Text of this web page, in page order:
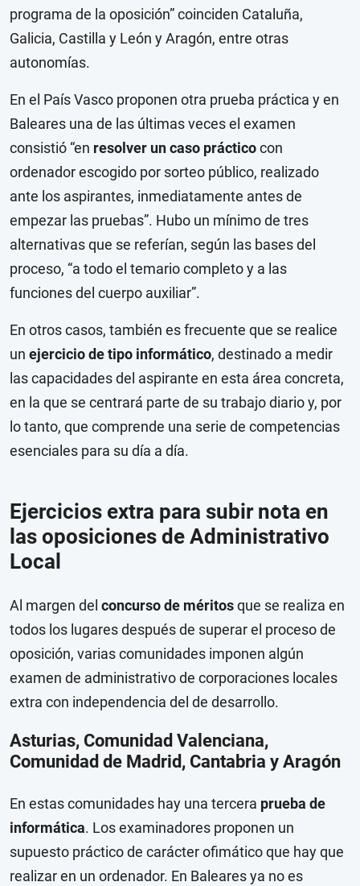
programa de la oposición” coinciden Cataluña,
Galicia, Castilla y León y Aragón, entre otras
autonomías.
En el País Vasco proponen otra prueba práctica y en
Baleares una de las últimas veces el examen
consistió “en resolver un caso prácticocon
ordenador escogido por sorteo público, realizado
ante los aspirantes, inmediatamente antes de
empezar las pruebas”. Hubo un mínimo de tres
alternativas que se referían, según las bases del
proceso, “a todo el temario completo y a las
funciones del cuerpo auxiliar”.
En otros casos, también es frecuente que se realice
un ejercicio de tipo informático, destinado a medir
las capacidades del aspirante en esta área concreta,
en la que se centrará parte de su trabajo diario y, por
lo tanto, que comprende una serie de competencias
esenciales para su día a día.
Ejercicios extra para subir nota en
las oposiciones de Administrativo
Local
Al margen del concurso de méritosque se realiza en
todos los lugares después de superar el proceso de
oposición, varias comunidades imponen algún
examen de administrativo de corporaciones locales
extra con independencia del de desarrollo.
Asturias, Comunidad Valenciana,
Comunidad de Madrid, Cantabria y Aragón
En estas comunidades hay una tercera prueba de
informática. Los examinadores proponen un
supuesto práctico de carácter ofimático que hay que
realizar en un ordenador. En Baleares ya no es